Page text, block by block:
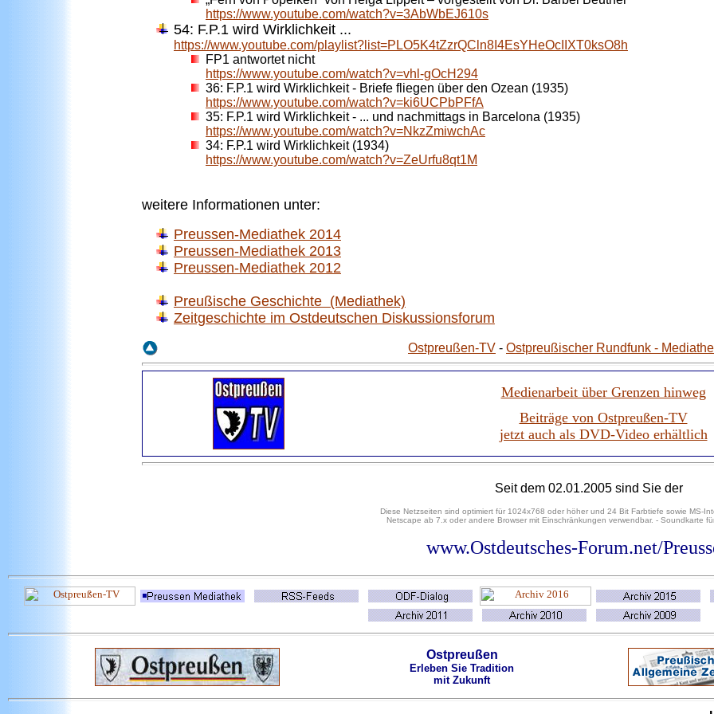
https://www.youtube.com/watch?v=3AbWbEJ610s
54: F.P.1 wird Wirklichkeit ...
https://www.youtube.com/playlist?list=PLO5K4tZzrQCln8I4EsYHeOcIIXT0ksO8h
FP1 antwortet nicht
https://www.youtube.com/watch?v=vhl-gOcH294
36: F.P.1 wird Wirklichkeit - Briefe fliegen über den Ozean (1935)
https://www.youtube.com/watch?v=ki6UCPbPFfA
35: F.P.1 wird Wirklichkeit - ... und nachmittags in Barcelona (1935)
https://www.youtube.com/watch?v=NkzZmiwchAc
34: F.P.1 wird Wirklichkeit (1934)
https://www.youtube.com/watch?v=ZeUrfu8qt1M
weitere Informationen unter:
Preussen-Mediathek 2014
Preussen-Mediathek 2013
Preussen-Mediathek 2012
Preußische Geschichte (Mediathek)
Zeitgeschichte im Ostdeutschen Diskussionsforum
Ostpreußen-TV - Ostpreußischer Rundfunk -
Medienarbeit über Grenzen hinweg
Beiträge von Ostpreußen-TV
jetzt auch als DVD-Video erhältlich
Seitdem 02.01.2005 sind Sie der
Diese Netzseiten sind optimiert für 1024x768 oder höher und 24 Bit Farbtiefe sowie MS-
Netscape ab 7.x oder andere Browser mit Einschränkungen verwendbar. - Soundkarte
www.Ostdeutsches-Forum.net/
Ostpreußen
Erleben Sie Tradition
mit Zukunft